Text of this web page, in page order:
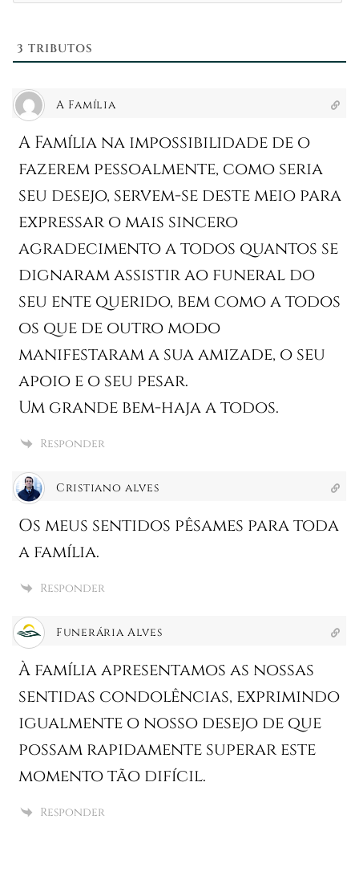
3 TRIBUTOS
A Família
A Família na impossibilidade de o
fazerem pessoalmente, como seria
seu desejo, servem-se deste meio para
expressar o mais sincero
agradecimento a todos quantos se
dignaram assistir ao funeral do
seu ente querido, bem como a todos
os que de outro modo
manifestaram a sua amizade, o seu
apoio e o seu pesar.
Um grande bem-haja a todos.
Responder
Cristiano alves
Os meus sentidos pêsames para toda
a família.
Responder
Funerária Alves
À família apresentamos as nossas
sentidas condolências, exprimindo
igualmente o nosso desejo de que
possam rapidamente superar este
momento tão difícil.
Responder